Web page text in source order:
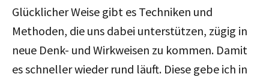
Glücklicher Weise gibt es Techniken und
Methoden, die uns dabei unterstützen, zügig in
neue Denk- und Wirkweisen zu kommen. Damit
es schneller wieder rund läuft. Diese gebe ich in